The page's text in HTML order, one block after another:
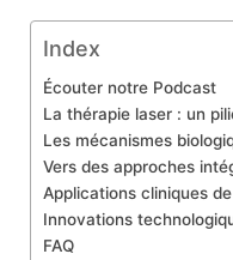
Index
Écouter notre Podcast
La thérapie laser : un
Les mécanismes
Vers des approches
Applications cliniques
Innovations
FAQ